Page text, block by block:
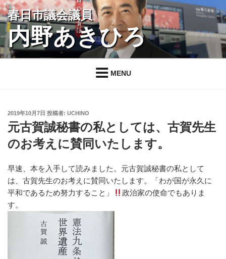
コ
ン
ツ
春日市議会議員
内野あきひろ
MENU
投
稿
日:
2019年10月7日 投稿者: UCHINO
元古賀誠秘書の私としては、古賀先生
のお考えに賛同いたします。
早速、本を入手して読みました。元古賀誠秘書の私として
は、古賀先生のお考えに賛同いたします。「わが国が永久に
平和であるため努力すること」
政治家の使命でもありま
す。